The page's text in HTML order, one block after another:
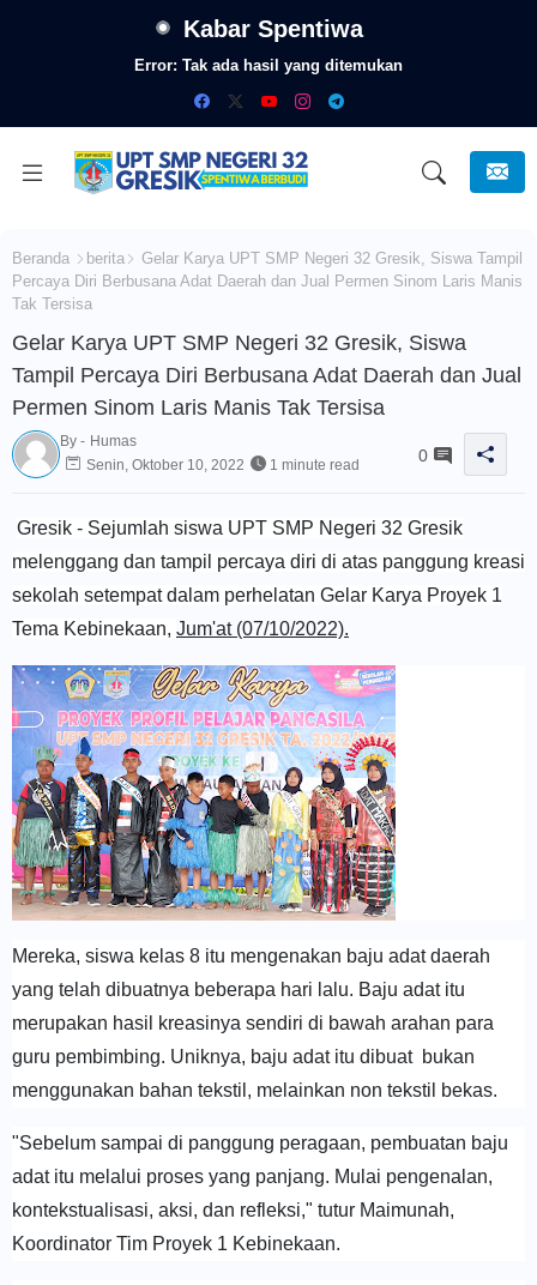
Kabar Spentiwa
Error: Tak ada hasil yang ditemukan
Beranda berita
Gelar Karya UPT SMP Negeri 32 Gresik, Siswa Tampil
Percaya Diri Berbusana Adat Daerah dan Jual Permen Sinom Laris Manis
Tak Tersisa
Gelar Karya UPT SMP Negeri 32 Gresik, Siswa
Tampil Percaya Diri Berbusana Adat Daerah dan Jual
Permen Sinom Laris Manis Tak Tersisa
By - Humas
Senin, Oktober 10, 2022
1 minute read 0
Gresik - Sejumlah siswa UPT SMP Negeri 32 Gresik
melenggang dan tampil percaya diri di atas panggung kreasi
sekolah setempat dalam perhelatan Gelar Karya Proyek 1
Tema Kebinekaan, Jum'at (07/10/2022).
Mereka, siswa kelas 8 itu mengenakan baju adat daerah
yang telah dibuatnya beberapa hari lalu. Baju adat itu
merupakan hasil kreasinya sendiri di bawah arahan para
guru pembimbing. Uniknya, baju adat itu dibuat bukan
menggunakan bahan tekstil, melainkan non tekstil bekas.
"Sebelum sampai di panggung peragaan, pembuatan baju
adat itu melalui proses yang panjang. Mulai pengenalan,
kontekstualisasi, aksi, dan refleksi," tutur Maimunah,
Koordinator Tim Proyek 1 Kebinekaan.